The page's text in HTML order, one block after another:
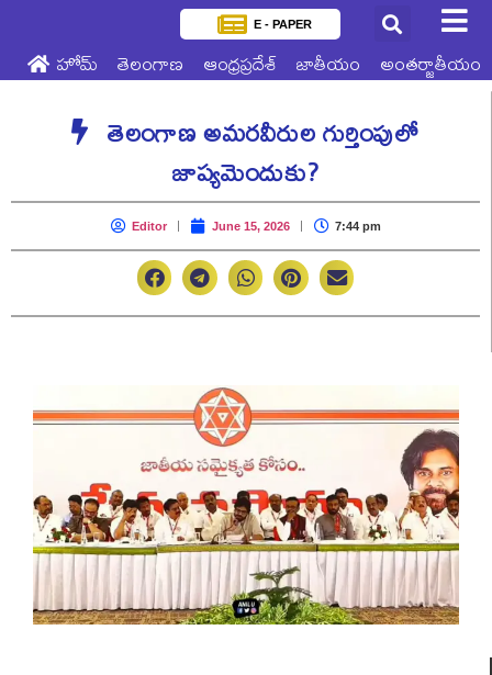
E - PAPER
హోమ్ తెలంగాణ ఆంధ్రప్రదేశ్ జాతీయం అంతర్జాతీయం
తెలంగాణ అమరవీరుల గుర్తింపులో
జాప్యమెందుకు?
Editor June 15, 2026 7:44 pm